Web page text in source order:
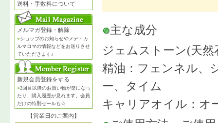
送料・手数料について
メルマガ登録・解除
●ショップのお知らせやメディカ
ルマロマの情報などをお送りさせ
ていただきます♪
新規会員登録をする
●2回目以降のお買い物が楽になっ
たり、購入履歴が見れます。会員
だけの特別セールも☆
【営業日のご案内】
主な成分
ジェムストーン(天
精油：フェンネル、
ー、タイム
キャリアオイル：オ